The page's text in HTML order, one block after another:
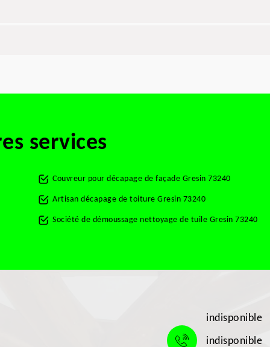
services
Couvreur pour décapage de façade Gresin 73240
Artisan décapage de toiture Gresin 73240
Société de démoussage nettoyage de tuile Gresin 73240
indisponible
indisponible